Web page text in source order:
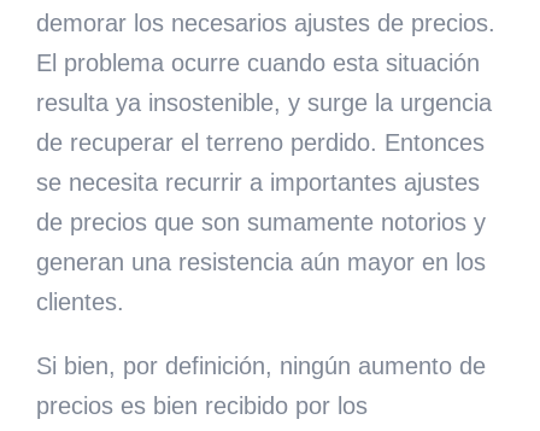
demorar los necesarios ajustes de precios.
El problema ocurre cuando esta situación
resulta ya insostenible, y surge la urgencia
de recuperar el terreno perdido. Entonces
se necesita recurrir a importantes ajustes
de precios que son sumamente notorios y
generan una resistencia aún mayor en los
clientes.
Si bien, por definición, ningún aumento de
precios es bien recibido por los